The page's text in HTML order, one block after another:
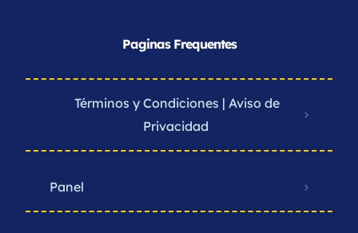
Paginas Frequentes
Términos y Condiciones | Aviso de
Privacidad ​
Panel